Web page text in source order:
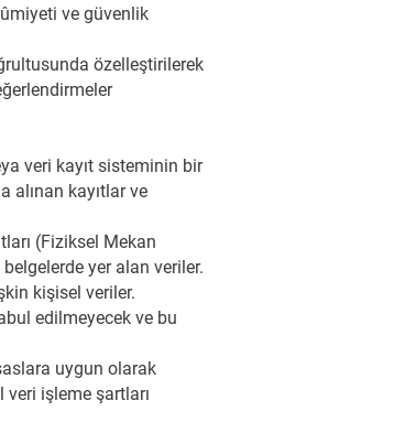
ve güvenlik
özelleştirilerek
veri kayıt sisteminin bir
alınan kayıtlar ve
(Fiziksel Mekan
yer alan veriler.
kişisel veriler.
edilmeyecek ve bu
uygun olarak
işleme şartları